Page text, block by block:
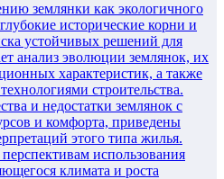
землянки как экологичного
исторические корни и
устойчивых решений для
анализ эволюции землянок, их
характеристик, а также
строительства.
и недостатки землянок с
и комфорта, приведены
этого типа жилья.
использования
климата и роста